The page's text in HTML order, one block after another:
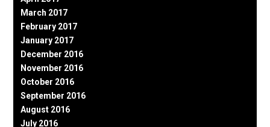
March 2017
February 2017
January 2017
December 2016
November 2016
October 2016
September 2016
August 2016
July 2016